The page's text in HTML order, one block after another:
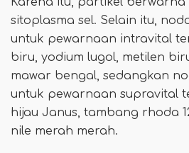
sitoplasma sel. Selain itu,
untuk pewarnaan intravital
biru, yodium lugol, metilen
mawar bengal, sedangkan
untuk pewarnaan supravital
hijau Janus, tambang rhoda
nile merah merah.